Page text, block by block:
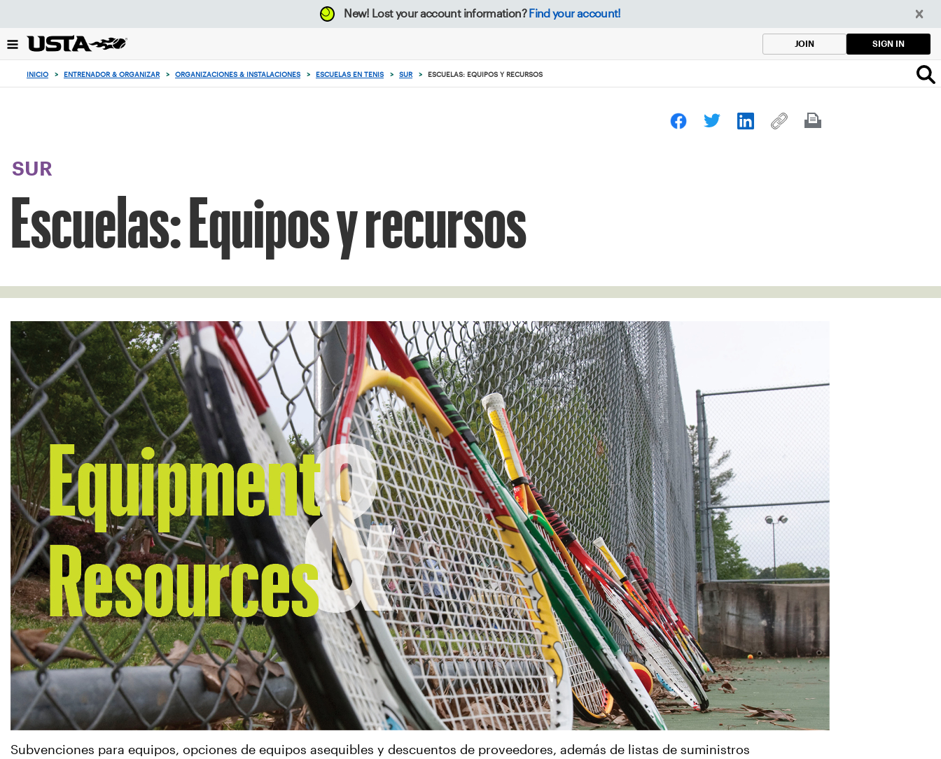
el
botón
New! Lost your account information? Find your account!
JOIN SIGN IN
INICIO > ENTRENADOR & ORGANIZAR > ORGANIZACIONES & INSTALACIONES > ESCUELAS EN TENIS > SUR > ESCUELAS: EQUIPOS Y RECURSOS
SUR
Escuelas: Equipos y recursos
Subvenciones para equipos, opciones de equipos asequibles y descuentos de proveedores, además de listas de suministros